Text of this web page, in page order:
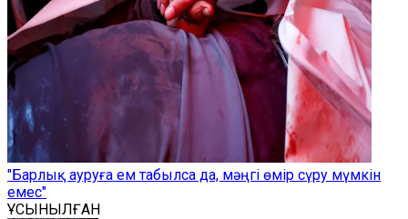
"Барлық ауруға ем табылса да, мәңгі өмір сүру мүмкін
емес"
ҰСЫНЫЛҒАН